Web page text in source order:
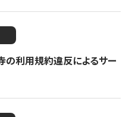
利用規約違反によるサー